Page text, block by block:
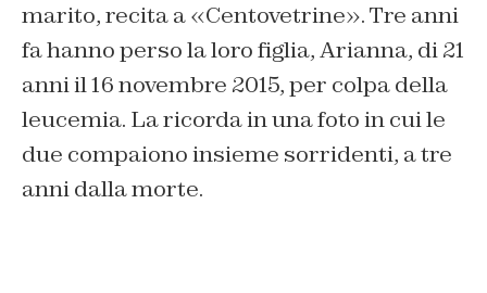
marito, recita a «Centovetrine». Tre anni
fa hanno perso la loro figlia, Arianna, di 21
anni il 16 novembre 2015, per colpa della
leucemia. La ricorda in una foto in cui le
due compaiono insieme sorridenti, a tre
anni dalla morte.